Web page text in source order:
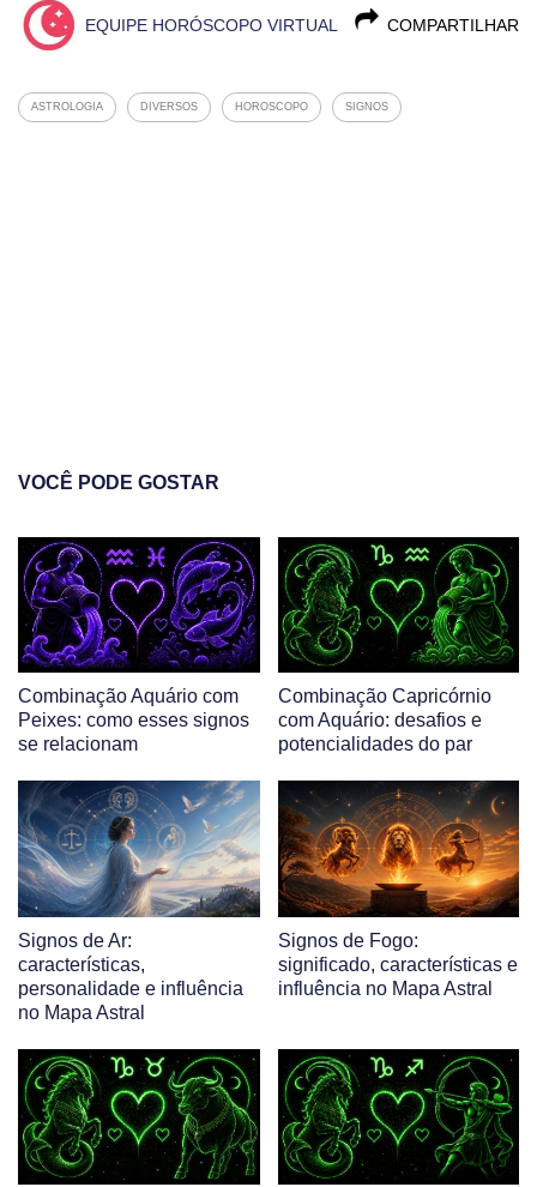
COMPARTILHAR
EQUIPE HORÓSCOPO VIRTUAL
ASTROLOGIA DIVERSOS HOROSCOPO SIGNOS
VOCÊ PODE GOSTAR
Combinação Aquário com
Peixes: como esses signos
se relacionam
Combinação Capricórnio
com Aquário: desafios e
potencialidades do par
Signos de Ar:
características,
personalidade e influência
no Mapa Astral
Signos de Fogo:
significado, características e
influência no Mapa Astral